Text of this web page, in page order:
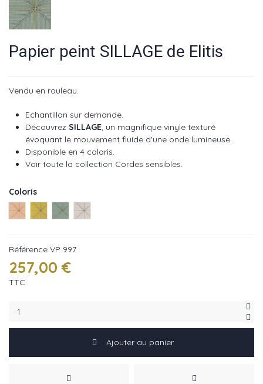
Papier peint SILLAGE de Elitis
Vendu en rouleau.
Echantillon sur demande.
Découvrez SILLAGE, un magnifique vinyle texturé
évoquant le mouvement fluide d'une onde lumineuse.
Disponible en 4 coloris.
Voir toute la collection Cordes sensibles.
Coloris
Naturel ref VP 997 10
Jaune ref VP 997 20
Vert ref VP 997 60
Gris ref VP 997 01
Référence VP 997
257,00 €
TTC
Ajouter au panier